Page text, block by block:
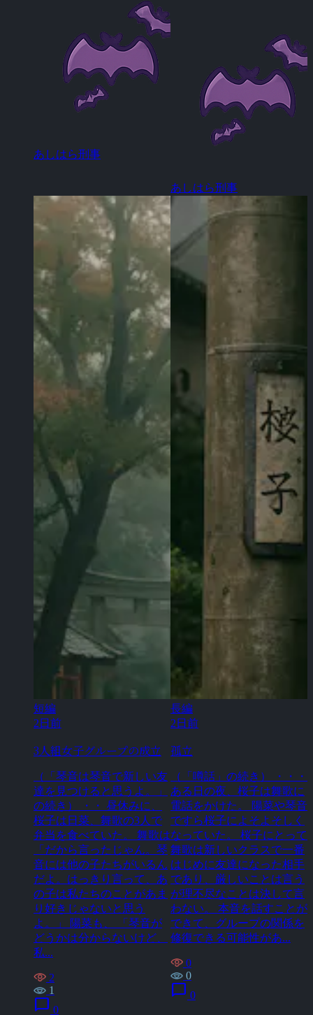
あしはら刑事
あしはら刑事
短編
2日前
3人組女子グループの成立
（「琴音は琴音で新しい友
達を見つけると思うよ。」
の続き） ・・ 昼休みに、
桜子は日菜、舞歌の3人で
弁当を食べていた。 舞歌は
「だから言ったじゃん。琴
音には他の子たちがいるん
だよ。はっきり言って、あ
の子は私たちのことがあま
り好きじゃないと思う
よ。」 陽菜も、 「琴音が
どうかは分からないけど、
私...
2
1
chat_bubble 0
長編
2日前
孤立
（「噂話」の続き） ・・・
ある日の夜、桜子は舞歌に
電話をかけた。 陽菜や琴音
ですら桜子によそよそしく
なっていた。 桜子にとって
舞歌は新しいクラスで一番
はじめに友達になった相手
であり、厳しいことは言う
が理不尽なことは決して言
わない。 本音を話すことが
できて、グループの関係を
修復できる可能性があ...
0
0
chat_bubble 0